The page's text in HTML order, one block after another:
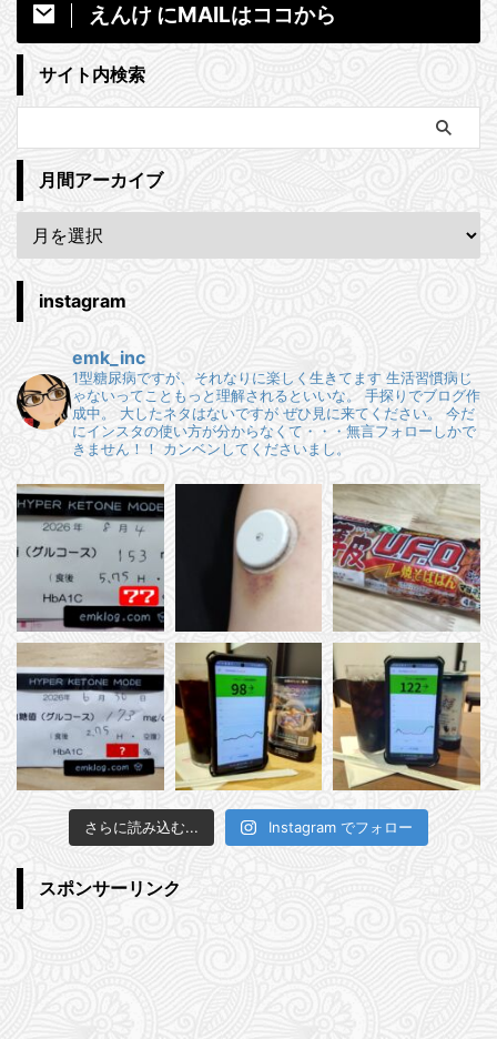
えんけ にMAILはココから
サイト内検索
月間アーカイブ
instagram
emk_inc
1型糖尿病ですが、それなりに楽しく生きてます 生活習慣病じ
ゃないってこともっと理解されるといいな。
手探りでブログ作
成中。
大したネタはないですが ぜひ見に来てください。
今だ
にインスタの使い方が分からなくて・・・無言フォローしかで
きません！！
カンベンしてくださいまし。
さらに読み込む... Instagram でフォロー
スポンサーリンク